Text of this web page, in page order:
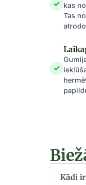
kas
Tas
Kādi